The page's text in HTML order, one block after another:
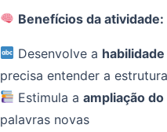
Benefícios da atividade:
Desenvolve a
precisa entender a
Estimula aampliação
palavras novas